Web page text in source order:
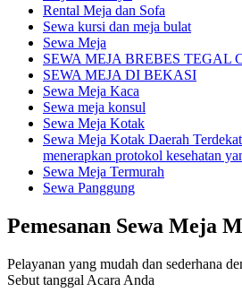
Rental Meja dan Sofa
Sewa kursi dan meja bulat
Sewa Meja
SEWA MEJA BREBES TEGAL
SEWA MEJA DI BEKASI
Sewa Meja Kaca
Sewa meja konsul
Sewa Meja Kotak
Sewa Meja Kotak Daerah
menerapkan protokol kesehatan
Sewa Meja Termurah
Sewa Panggung
Pemesanan Sewa Meja
Pelayanan yang mudah dan sederhana
Sebut tanggal Acara Anda